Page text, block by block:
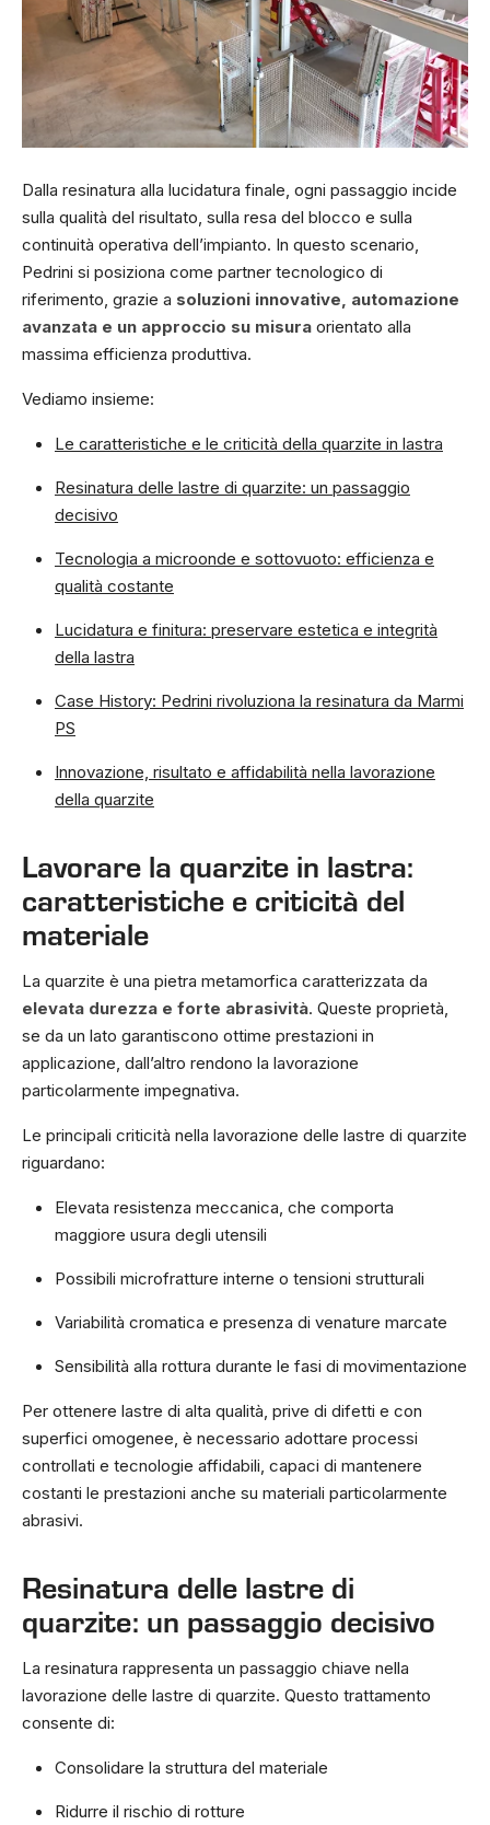
Dalla resinatura alla lucidatura finale, ogni passaggio incide
sulla qualità del risultato, sulla resa del blocco e sulla
continuità operativa dell’impianto. In questo scenario,
Pedrini si posiziona come partner tecnologico di
riferimento, grazie a soluzioni innovative, automazione
avanzata e un approccio su misura orientato alla
massima efficienza produttiva.
Vediamo insieme:
Le caratteristiche e le criticità della quarzite in lastra
Resinatura delle lastre di quarzite: un passaggio
decisivo
Tecnologia a microonde e sottovuoto: efficienza e
qualità costante
Lucidatura e finitura: preservare estetica e integrità
della lastra
Case History: Pedrini rivoluziona la resinatura da Marmi
PS
Innovazione, risultato e affidabilità nella lavorazione
della quarzite
Lavorare la quarzite in lastra:
caratteristiche e criticità del
materiale
La quarzite è una pietra metamorfica caratterizzata da
elevata durezza e forte abrasività. Queste proprietà,
se da un lato garantiscono ottime prestazioni in
applicazione, dall’altro rendono la lavorazione
particolarmente impegnativa.
Le principali criticità nella lavorazione delle lastre di quarzite
riguardano:
Elevata resistenza meccanica, che comporta
maggiore usura degli utensili
Possibili microfratture interne o tensioni strutturali
Variabilità cromatica e presenza di venature marcate
Sensibilità alla rottura durante le fasi di movimentazione
Per ottenere lastre di alta qualità, prive di difetti e con
superfici omogenee, è necessario adottare processi
controllati e tecnologie affidabili, capaci di mantenere
costanti le prestazioni anche su materiali particolarmente
abrasivi.
Resinatura delle lastre di
quarzite: un passaggio decisivo
La resinatura rappresenta un passaggio chiave nella
lavorazione delle lastre di quarzite. Questo trattamento
consente di:
Consolidare la struttura del materiale
Ridurre il rischio di rotture